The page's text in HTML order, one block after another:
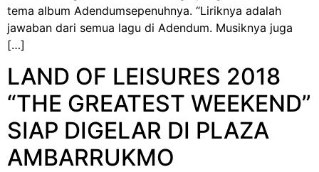
tema album Adendumsepenuhnya. “Liriknya adalah
jawaban dari semua lagu di Adendum. Musiknya juga
[…]
LAND OF LEISURES 2018
“THE GREATEST WEEKEND”
SIAP DIGELAR DI PLAZA
AMBARRUKMO